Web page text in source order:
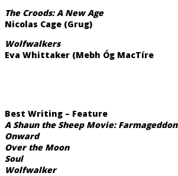
The Croods: A New Age
Nicolas Cage (Grug)
Wolfwalkers
Eva Whittaker (Mebh Óg MacTíre
Best Writing – Feature
A Shaun the Sheep Movie: Farmageddon
Onward
Over the Moon
Soul
Wolfwalker